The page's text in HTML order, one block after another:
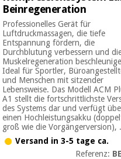
Beinregeneration
Professionelles Gerät für
Luftdruckmassagen, die tiefe
Entspannung fördern, die
Durchblutung verbessern und
Muskelregeneration
Ideal für Sportler,
und Menschen mit sitzender
Lebensweise. Das Modell ACM
A1 stellt die fortschrittlichste
des Systems dar und verfügt
einen Hochleistungsakku
groß wie die Vorgängerversion),
Versand in 3-5 tage ca.
Referenz: